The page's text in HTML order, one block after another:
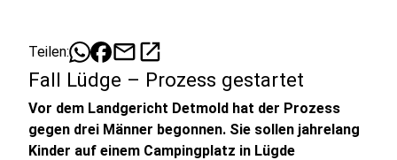
Teilen: mailopen_in_new
Fall Lüdge – Prozess gestartet
Vor dem Landgericht Detmold hat der Prozess
gegen drei Männer begonnen. Sie sollen jahrelang
Kinder auf einem Campingplatz in Lügde